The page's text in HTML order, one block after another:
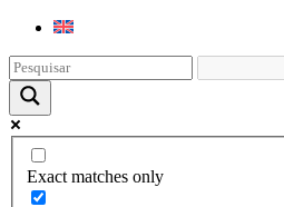
Exact matches only